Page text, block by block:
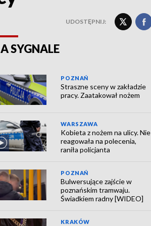
UDOSTĘPNIJ:
SYGNALE
POZNAŃ
Straszne sceny w zakładzie
pracy. Zaatakował nożem
WARSZAWA
Kobieta z nożem na ulicy. Nie
reagowała na polecenia,
raniła policjanta
POZNAŃ
Bulwersujące zajście w
poznańskim tramwaju.
Świadkiem radny [WIDEO]
KRAKÓW